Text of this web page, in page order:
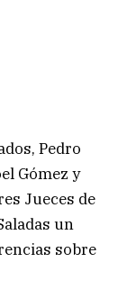
Pedro
Gómez y
Jueces de
un
sobre